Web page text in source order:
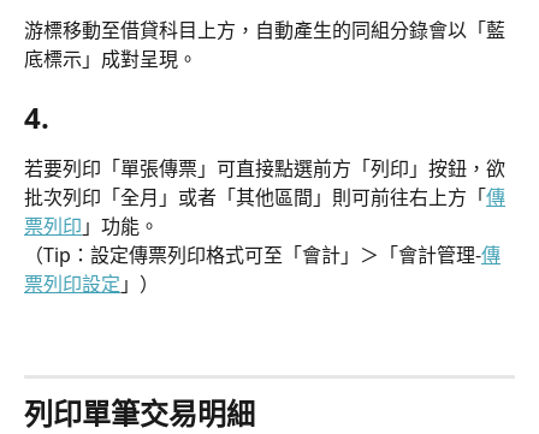
游標移動至借貸科目上方，自動產生的同組分錄會以「藍
底標示」成對呈現。
4.
若要列印「單張傳票」可直接點選前方「列印」按鈕，欲
批次列印「全月」或者「其他區間」則可前往右上方「傳
票列印 」功能。
（Tip：設定傳票列印格式可至「會計」＞「會計管理-傳
票列印設定 」）
列印單筆交易明細